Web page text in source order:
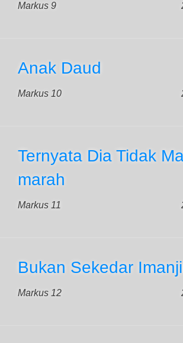
Markus 9
Anak Daud
Markus 10
Ternyata Dia Tidak
marah
Markus 11
Bukan Sekedar
Markus 12